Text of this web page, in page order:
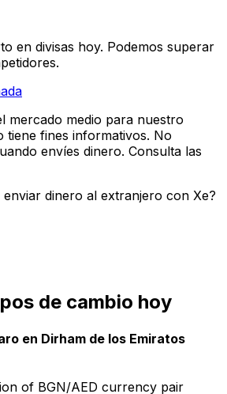
en divisas hoy. Podemos superar
mercado medio para nuestro
tiene fines informativos. No
envíes dinero. Consulta las
enviar dinero al extranjero con Xe?
de cambio hoy
en Dirham de los Emiratos
of BGN/AED currency pair